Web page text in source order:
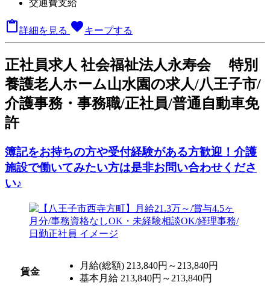
交通費支給
 詳細を見る favoriteキープする
正社員求人 社会福祉法人永寿会 特別
養護老人ホーム山水園の求人/八王子市/
介護事務・事務職/正社員/普通自動車免
許
簿記をお持ちの方や受付経験がある方歓迎！介護
施設で働いてみたい方は是非お問い合わせくださ
い♪
賃金
月給(総額) 213,840円～213,840円
基本月給 213,840円～213,840円